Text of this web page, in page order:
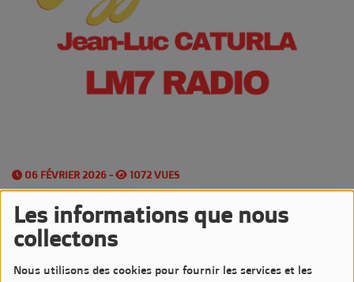
Les informations que nous
collectons
Nous utilisons des cookies pour fournir les services et les
06 FÉVRIER 2026 - 1072 VUES
Écouter le podcast
LesVendredis
avec l'émissionSunset Jazz'n Blues